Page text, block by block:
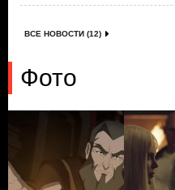
ВСЕ НОВОСТИ (12)
Фото